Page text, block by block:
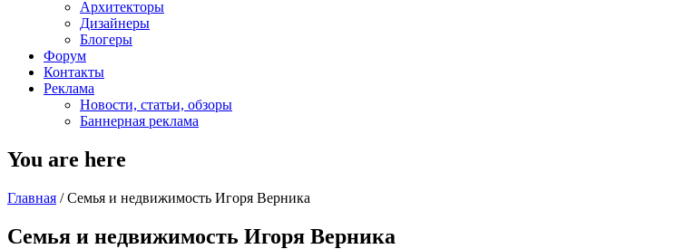
Архитекторы
Дизайнеры
Блогеры
Форум
Контакты
Реклама
Новости, статьи, обзоры
Баннерная реклама
You are here
Главная / Семья и недвижимость Игоря Верника
Семья и недвижимость Игоря Верника